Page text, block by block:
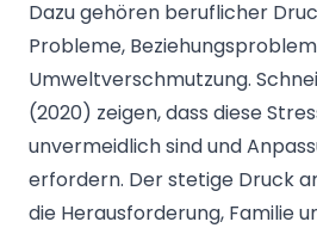
Dazu gehören beruflicher
Probleme,
Umweltverschmutzung.
(2020) zeigen, dass diese
unvermeidlich sind und
erfordern. Der stetige Druck
die Herausforderung, Familie